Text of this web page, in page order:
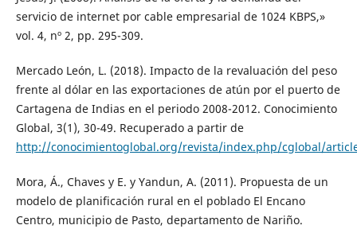
servicio de internet por cable empresarial de 1024 KBPS,»
vol. 4, nº 2, pp. 295-309.
Mercado León, L. (2018). Impacto de la revaluación del peso
frente al dólar en las exportaciones de atún por el puerto de
Cartagena de Indias en el periodo 2008-2012. Conocimiento
Global, 3(1), 30-49. Recuperado a partir de
http://conocimientoglobal.org/revista/index.php/cglobal/
Mora, Á., Chaves y E. y Yandun, A. (2011). Propuesta de un
modelo de planificación rural en el poblado El Encano
Centro, municipio de Pasto, departamento de Nariño.